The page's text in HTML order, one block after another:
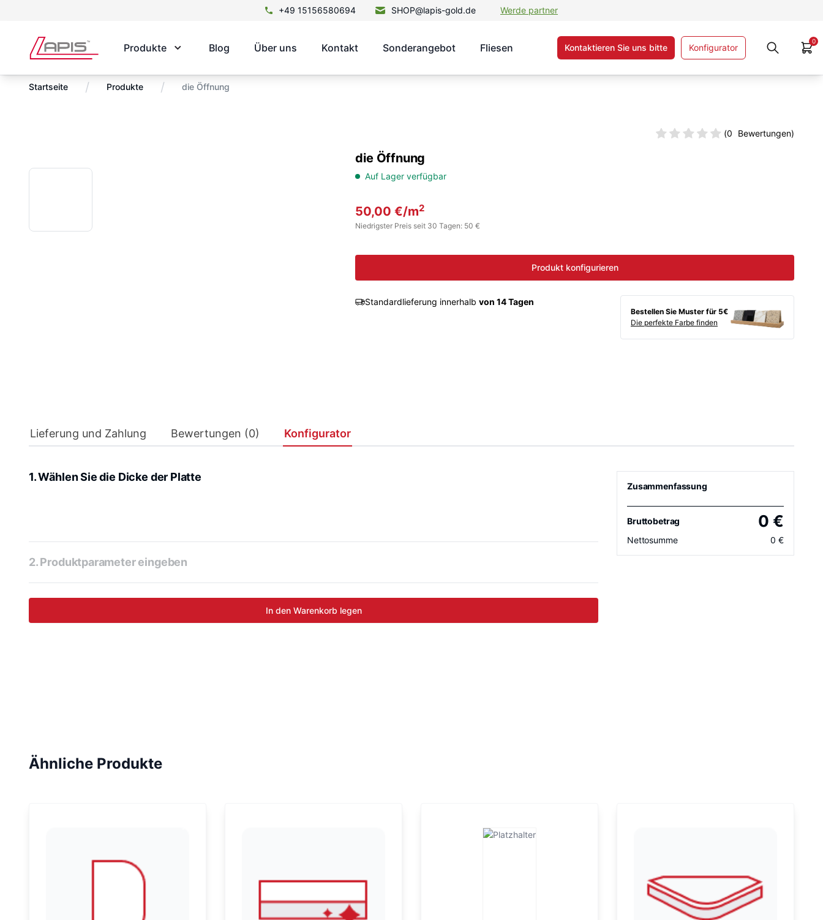
+49 15156580694 SHOP@lapis-gold.de Werde partner
Produkte Blog Über uns Kontakt Sonderangebot Fliesen Kontaktieren Sie uns bitte Konfigurator
0
Startseite / Produkte / die Öffnung
(0 Bewertungen)
die Öffnung
Auf Lager verfügbar
50,00€/m2
Niedrigster Preis seit 30 Tagen: 50 €
Produkt konfigurieren
Standardlieferung innerhalbvon 14 Tagen
Bestellen Sie Muster für 5€
Die perfekte Farbe finden
Lieferung und Zahlung Bewertungen (0) Konfigurator
1. Wählen Sie die Dicke der Platte
2. Produktparameter eingeben
In den Warenkorb legen
Zusammenfassung
Bruttobetrag 0 €
Nettosumme 0 €
Ähnliche Produkte